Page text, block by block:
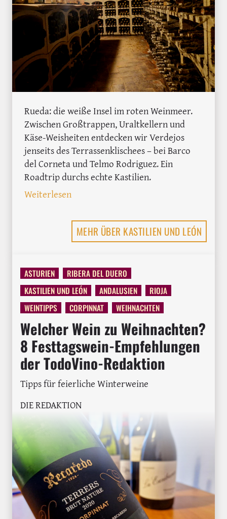
Rueda: die weiße Insel im roten Weinmeer.
Zwischen Großtrappen, Uraltkellern und
Käse-Weisheiten entdecken wir Verdejos
jenseits des Terrassenklischees – bei Barco
del Corneta und Telmo Rodriguez. Ein
Roadtrip durchs echte Kastilien.
Weiterlesen: In Rueda auf der Suche nach dem
MEHR ÜBER KASTILIEN UND LEÓN
ASTURIEN
RIBERA DEL DUERO
KASTILIEN UND LEÓN
ANDALUSIEN
RIOJA
WEINTIPPS
CORPINNAT WEIHNACHTEN
Welcher Wein zu Weihnachten?
8 Festtagswein-Empfehlungen
der TodoVino-Redaktion
Tipps für feierliche Winterweine
DIE REDAKTION